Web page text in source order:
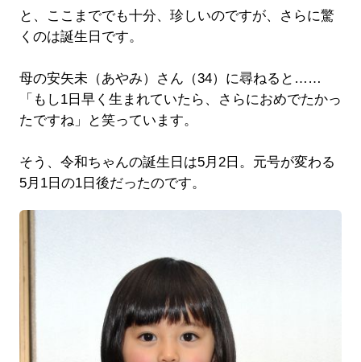
と、ここまででも十分、珍しいのですが、さらに驚
くのは誕生日です。
母の安矢未（あやみ）さん（34）に尋ねると……
「もし1日早く生まれていたら、さらにおめでたかっ
たですね」と笑っています。
そう、令和ちゃんの誕生日は5月2日。元号が変わる
5月1日の1日後だったのです。